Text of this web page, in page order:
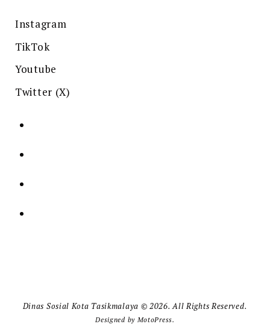
Instagram
TikTok
Youtube
Twitter (X)
Dinas Sosial Kota Tasikmalaya © 2026. All Rights Reserved.
Designed by MotoPress.